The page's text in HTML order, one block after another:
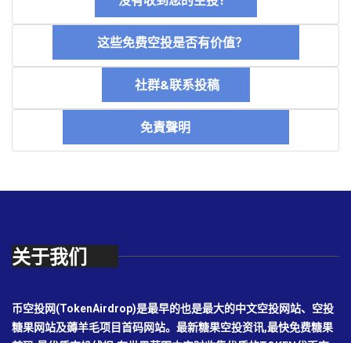
这些免费空投是否有价值？
社群&联系投稿
免責聲明
关于我们
币空投网(TokenAirdrop)是最早的也是最大的中文空投网站、空投
糖果网站及薅羊毛项目首码网站。最新糖果空投资讯,最快免费糖果